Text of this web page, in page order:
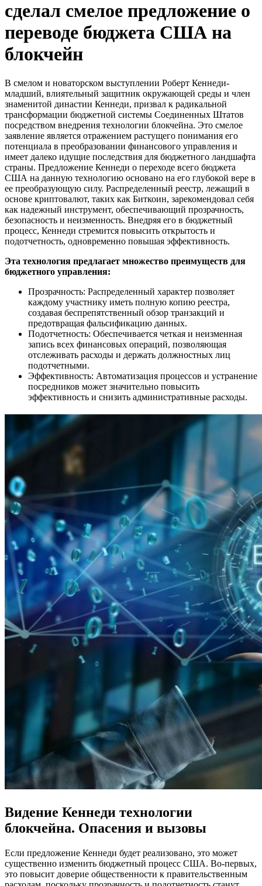
сделал смелое предложение о
переводе бюджета США на
блокчейн
В смелом и новаторском выступлении Роберт Кеннеди-
младший, влиятельный защитник окружающей среды и член
знаменитой династии Кеннеди, призвал к радикальной
трансформации бюджетной системы Соединенных Штатов
посредством внедрения технологии блокчейна. Это смелое
заявление является отражением растущего понимания его
потенциала в преобразовании финансового управления и
имеет далеко идущие последствия для бюджетного ландшафта
страны. Предложение Кеннеди о переходе всего бюджета
США на данную технологию основано на его глубокой вере в
ее преобразующую силу. Распределенный реестр, лежащий в
основе криптовалют, таких как Биткоин, зарекомендовал себя
как надежный инструмент, обеспечивающий прозрачность,
безопасность и неизменность. Внедряя его в бюджетный
процесс, Кеннеди стремится повысить открытость и
подотчетность, одновременно повышая эффективность.
Эта технология предлагает множество преимуществ для
бюджетного управления:
Прозрачность: Распределенный характер позволяет
каждому участнику иметь полную копию реестра,
создавая беспрепятственный обзор транзакций и
предотвращая фальсификацию данных.
Подотчетность: Обеспечивается четкая и неизменная
запись всех финансовых операций, позволяющая
отслеживать расходы и держать должностных лиц
подотчетными.
Эффективность: Автоматизация процессов и устранение
посредников может значительно повысить
эффективность и снизить административные расходы.
Видение Кеннеди технологии
блокчейна. Опасения и вызовы
Если предложение Кеннеди будет реализовано, это может
существенно изменить бюджетный процесс США. Во-первых,
это повысит доверие общественности к правительственным